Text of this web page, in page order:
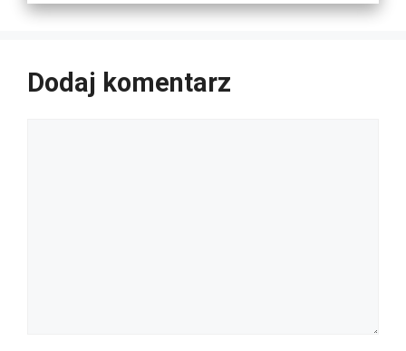
Dodaj komentarz